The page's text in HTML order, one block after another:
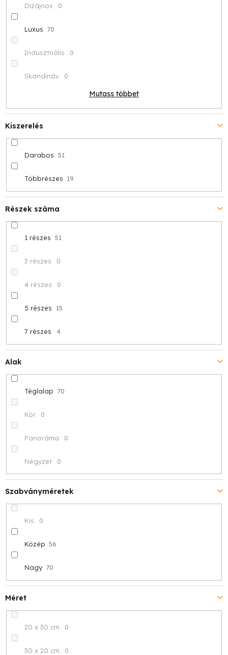
Méret
20 x 30 cm 0
30 x 20 cm 0
Dizájnos 0
Luxus 70
Indusztriális 0
Skandináv 0
Mutass többet
Kiszerelés
Darabos 51
Többrészes 19
Részek száma
1 részes 51
3 részes 0
4 részes 0
5 részes 15
7 részes 4
Alak
Téglalap 70
Kör 0
Panoráma 0
Négyzet 0
Szabványméretek
Kis 0
Közép 56
Nagy 70